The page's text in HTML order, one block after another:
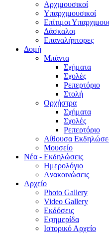
Aρχιμουσικοί
Υπαρχιμουσικοί
Επίτιμοι
Δάσκαλοι
Επαναλήπτορες
Δομή
Μπάντα
Σχήματα
Σχολές
Ρεπερτόριο
Στολή
Ορχήστρα
Σχήματα
Σχολές
Ρεπερτόριο
Aίθουσα
Μουσείο
Νέα - Εκδηλώσεις
Ημερολόγιο
Aνακοινώσεις
Αρχείο
Photo Gallery
Video Gallery
Εκδόσεις
Εφημερίδα
Ιστορικό Αρχείο